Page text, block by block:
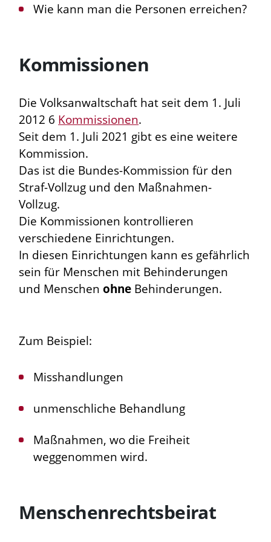
Wie kann man die Personen erreichen?
Kommissionen
Die Volksanwaltschaft hat seit dem 1. Juli
2012 6 Kommissionen.
Seit dem 1. Juli 2021 gibt es eine weitere
Kommission.
Das ist die Bundes-Kommission für den
Straf-Vollzug und den Maßnahmen-
Vollzug.
Die Kommissionen kontrollieren
verschiedene Einrichtungen.
In diesen Einrichtungen kann es gefährlich
sein für Menschen mit Behinderungen
und Menschenohne Behinderungen.
Zum Beispiel:
Misshandlungen
unmenschliche Behandlung
Maßnahmen, wo die Freiheit
weggenommen wird.
Menschenrechtsbeirat